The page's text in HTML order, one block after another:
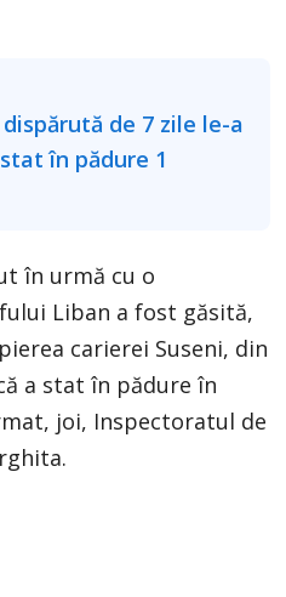
în urmă cu o
Liban a fost găsită,
carierei Suseni, din
a stat în pădure în
joi, Inspectoratul de